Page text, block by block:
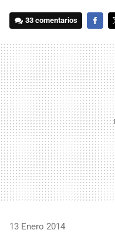
33 comentarios
13 Enero 2014